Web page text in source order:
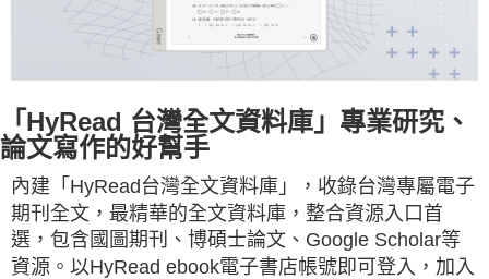
「HyRead 台灣全文資料庫」專業研究、
論文寫作的好幫手
內建「HyRead台灣全文資料庫」，收錄台灣專屬電子
期刊全文，最精華的全文資料庫，整合資源入口首
選，包含國圖期刊、博碩士論文、Google Scholar等
資源。以HyRead ebook電子書店帳號即可登入，加入